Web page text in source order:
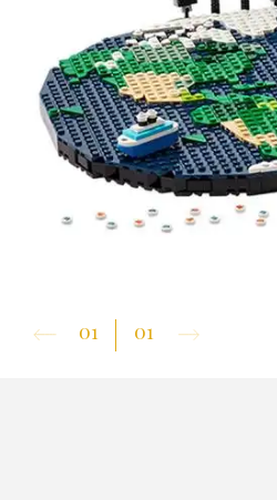
01 01